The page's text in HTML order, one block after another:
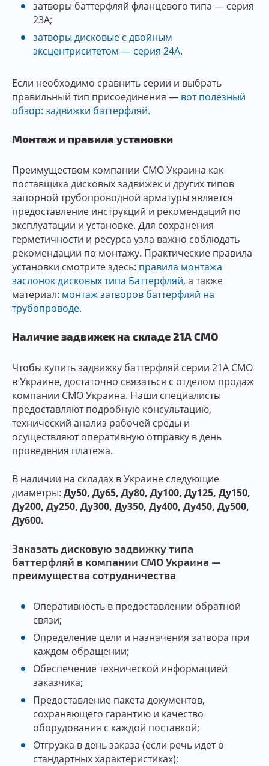
затворы баттерфляй фланцевого типа — серия
23A;
затворы дисковые с двойным
эксцентриситетом — серия 24A.
Если необходимо сравнить серии и выбрать
правильный тип присоединения — вот полезный
обзор: задвижки баттерфляй.
Монтаж и правила установки
Преимуществом компании СМО Украина как
поставщика дисковых задвижек и других типов
запорной трубопроводной арматуры является
предоставление инструкций и рекомендаций по
эксплуатации и установке. Для сохранения
герметичности и ресурса узла важно соблюдать
рекомендации по монтажу. Практические правила
установки смотрите здесь: правила монтажа
заслонок дисковых типа Баттерфляй, а также
материал: монтаж затворов баттерфляй на
трубопроводе.
Наличие задвижек на складе 21A CMO
Чтобы купить задвижку баттерфляй серии 21A CMO
в Украине, достаточно связаться с отделом продаж
компании СМО Украина. Наши специалисты
предоставляют подробную консультацию,
технический анализ рабочей среды и
осуществляют оперативную отправку в день
проведения платежа.
В наличии на складах в Украине следующие
диаметры: Ду50, Ду65, Ду80, Ду100, Ду125, Ду150,
Ду200, Ду250, Ду300, Ду350, Ду400, Ду450, Ду500,
Ду600.
Заказать дисковую задвижку типа
баттерфляй в компании СМО Украина —
преимущества сотрудничества
Оперативность в предоставлении обратной
связи;
Определение цели и назначения затвора при
каждом обращении;
Обеспечение технической информацией
заказчика;
Предоставление пакета документов,
сохраняющего гарантию и качество
оборудования с каждой поставкой;
Отгрузка в день заказа (если речь идет о
стандартных характеристиках);